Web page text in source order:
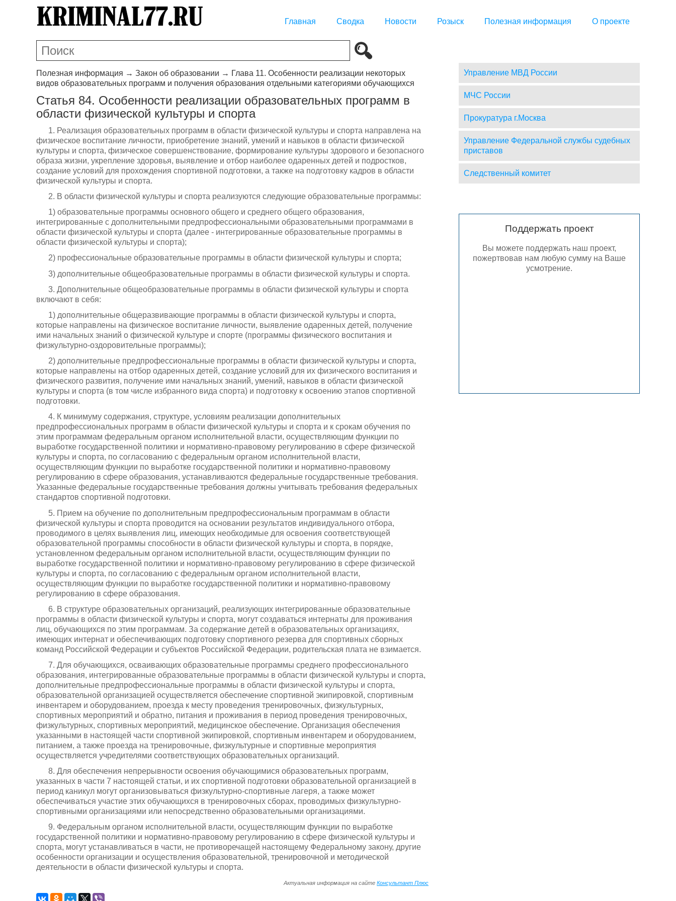
Главная Сводка Новости Розыск Полезная информация О проекте
Полезная информация → Закон об образовании → Глава 11. Особенности реализации некоторых
видов образовательных программ и получения образования отдельными категориями обучающихся
Статья 84. Особенности реализации образовательных программ в
области физической культуры и спорта
1. Реализация образовательных программ в области физической культуры и спорта направлена на
физическое воспитание личности, приобретение знаний, умений и навыков в области физической
культуры и спорта, физическое совершенствование, формирование культуры здорового и безопасного
образа жизни, укрепление здоровья, выявление и отбор наиболее одаренных детей и подростков,
создание условий для прохождения спортивной подготовки, а также на подготовку кадров в области
физической культуры и спорта.
2. В области физической культуры и спорта реализуются следующие образовательные программы:
1) образовательные программы основного общего и среднего общего образования,
интегрированные с дополнительными предпрофессиональными образовательными программами в
области физической культуры и спорта (далее - интегрированные образовательные программы в
области физической культуры и спорта);
2) профессиональные образовательные программы в области физической культуры и спорта;
3) дополнительные общеобразовательные программы в области физической культуры и спорта.
3. Дополнительные общеобразовательные программы в области физической культуры и спорта
включают в себя:
1) дополнительные общеразвивающие программы в области физической культуры и спорта,
которые направлены на физическое воспитание личности, выявление одаренных детей, получение
ими начальных знаний о физической культуре и спорте (программы физического воспитания и
физкультурно-оздоровительные программы);
2) дополнительные предпрофессиональные программы в области физической культуры и спорта,
которые направлены на отбор одаренных детей, создание условий для их физического воспитания и
физического развития, получение ими начальных знаний, умений, навыков в области физической
культуры и спорта (в том числе избранного вида спорта) и подготовку к освоению этапов спортивной
подготовки.
4. К минимуму содержания, структуре, условиям реализации дополнительных
предпрофессиональных программ в области физической культуры и спорта и к срокам обучения по
этим программам федеральным органом исполнительной власти, осуществляющим функции по
выработке государственной политики и нормативно-правовому регулированию в сфере физической
культуры и спорта, по согласованию с федеральным органом исполнительной власти,
осуществляющим функции по выработке государственной политики и нормативно-правовому
регулированию в сфере образования, устанавливаются федеральные государственные требования.
Указанные федеральные государственные требования должны учитывать требования федеральных
стандартов спортивной подготовки.
5. Прием на обучение по дополнительным предпрофессиональным программам в области
физической культуры и спорта проводится на основании результатов индивидуального отбора,
проводимого в целях выявления лиц, имеющих необходимые для освоения соответствующей
образовательной программы способности в области физической культуры и спорта, в порядке,
установленном федеральным органом исполнительной власти, осуществляющим функции по
выработке государственной политики и нормативно-правовому регулированию в сфере физической
культуры и спорта, по согласованию с федеральным органом исполнительной власти,
осуществляющим функции по выработке государственной политики и нормативно-правовому
регулированию в сфере образования.
6. В структуре образовательных организаций, реализующих интегрированные образовательные
программы в области физической культуры и спорта, могут создаваться интернаты для проживания
лиц, обучающихся по этим программам. За содержание детей в образовательных организациях,
имеющих интернат и обеспечивающих подготовку спортивного резерва для спортивных сборных
команд Российской Федерации и субъектов Российской Федерации, родительская плата не взимается.
7. Для обучающихся, осваивающих образовательные программы среднего профессионального
образования, интегрированные образовательные программы в области физической культуры и спорта,
дополнительные предпрофессиональные программы в области физической культуры и спорта,
образовательной организацией осуществляется обеспечение спортивной экипировкой, спортивным
инвентарем и оборудованием, проезда к месту проведения тренировочных, физкультурных,
спортивных мероприятий и обратно, питания и проживания в период проведения тренировочных,
физкультурных, спортивных мероприятий, медицинское обеспечение. Организация обеспечения
указанными в настоящей части спортивной экипировкой, спортивным инвентарем и оборудованием,
питанием, а также проезда на тренировочные, физкультурные и спортивные мероприятия
осуществляется учредителями соответствующих образовательных организаций.
8. Для обеспечения непрерывности освоения обучающимися образовательных программ,
указанных в части 7 настоящей статьи, и их спортивной подготовки образовательной организацией в
период каникул могут организовываться физкультурно-спортивные лагеря, а также может
обеспечиваться участие этих обучающихся в тренировочных сборах, проводимых физкультурно-
спортивными организациями или непосредственно образовательными организациями.
9. Федеральным органом исполнительной власти, осуществляющим функции по выработке
государственной политики и нормативно-правовому регулированию в сфере физической культуры и
спорта, могут устанавливаться в части, не противоречащей настоящему Федеральному закону, другие
особенности организации и осуществления образовательной, тренировочной и методической
деятельности в области физической культуры и спорта.
Актуальная информация на сайте Консультант Плюс
Управление МВД России
МЧС России
Прокуратура г.Москва
Управление Федеральной службы судебных
приставов
Следственный комитет
Поддержать проект
Вы можете поддержать наш проект,
пожертвовав нам любую сумму на Ваше
усмотрение.